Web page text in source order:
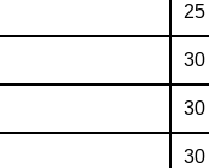
30
30
30